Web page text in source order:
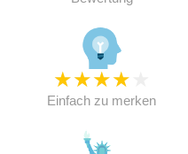
★★★★
Einfach zu merken